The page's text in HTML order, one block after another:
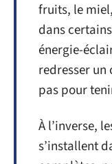
fruits, le
dans
énergie-
redresser
pas pour
À l’inverse,
s’installent